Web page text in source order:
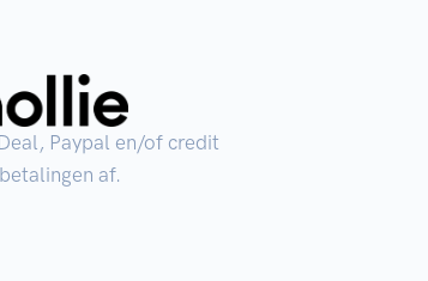
Paypal en/of credit
af.